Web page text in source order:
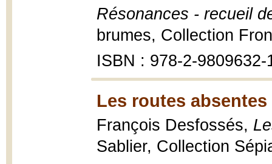
Résonances - recueil
brumes, Collection
ISBN : 978-2-9809632-
Les routes absentes
François Desfossés,
Sablier, Collection